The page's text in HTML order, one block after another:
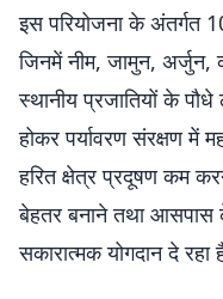
इस परियोजना के अंतर्गत
जिनमें नीम, जामुन,
स्थानीय प्रजातियों के
होकर पर्यावरण संरक्षण में
हरित क्षेत्र प्रदूषण कम
बेहतर बनाने तथा आसपास
सकारात्मक योगदान दे रहा